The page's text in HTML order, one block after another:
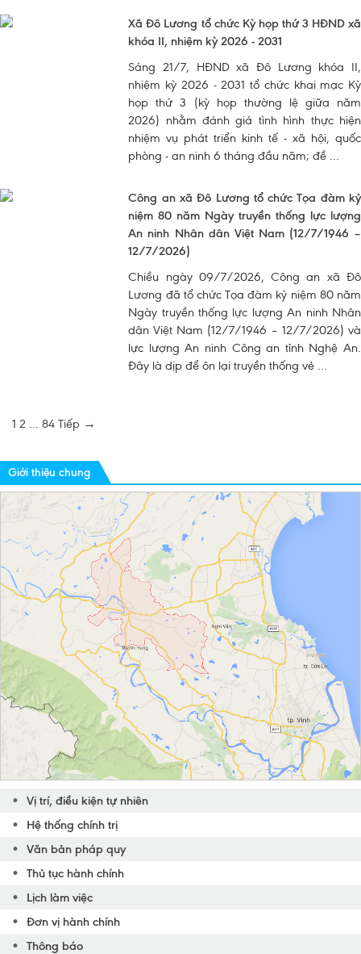
Xã Đô Lương tổ chức Kỳ họp thứ 3 HĐND xã
khóa II, nhiệm kỳ 2026 - 2031
Sáng 21/7, HĐND xã Đô Lương khóa II,
nhiệm kỳ 2026 - 2031 tổ chức khai mạc Kỳ
họp thứ 3 (kỳ họp thường lệ giữa năm
2026) nhằm đánh giá tình hình thực hiện
nhiệm vụ phát triển kinh tế - xã hội, quốc
phòng - an ninh 6 tháng đầu năm; đề ...
Công an xã Đô Lương tổ chức Tọa đàm kỷ
niệm 80 năm Ngày truyền thống lực lượng
An ninh Nhân dân Việt Nam (12/7/1946 –
12/7/2026)
Chiều ngày 09/7/2026, Công an xã Đô
Lương đã tổ chức Tọa đàm kỷ niệm 80 năm
Ngày truyền thống lực lượng An ninh Nhân
dân Việt Nam (12/7/1946 – 12/7/2026) và
lực lượng An ninh Công an tỉnh Nghệ An.
Đây là dịp để ôn lại truyền thống vẻ ...
1 2 … 84 Tiếp →
Giới thiệu chung
Vị trí, điều kiện tự nhiên
Hệ thống chính trị
Văn bản pháp quy
Thủ tục hành chính
Lịch làm việc
Đơn vị hành chính
Thông báo